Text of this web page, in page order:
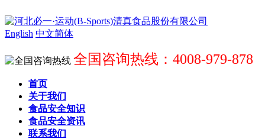
English 中文简体
全国咨询热线：4008-979-878
首页
关于我们
食品安全知识
食品安全资讯
联系我们